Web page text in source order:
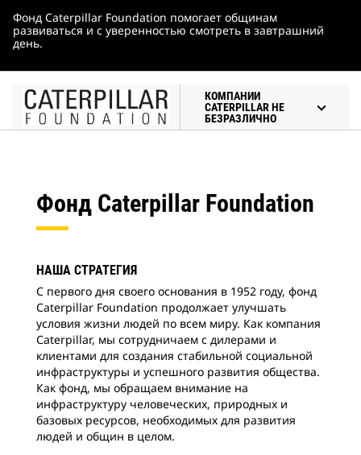
Фонд Caterpillar Foundation помогает общинам
развиваться и с уверенностью смотреть в завтрашний
день.
КОМПАНИИ
CATERPILLAR НЕ
БЕЗРАЗЛИЧНО
Фонд Caterpillar Foundation
НАША СТРАТЕГИЯ
С первого дня своего основания в 1952 году, фонд
Caterpillar Foundation продолжает улучшать
условия жизни людей по всем миру. Как компания
Caterpillar, мы сотрудничаем с дилерами и
клиентами для создания стабильной социальной
инфраструктуры и успешного развития общества.
Как фонд, мы обращаем внимание на
инфраструктуру человеческих, природных и
базовых ресурсов, необходимых для развития
людей и общин в целом.